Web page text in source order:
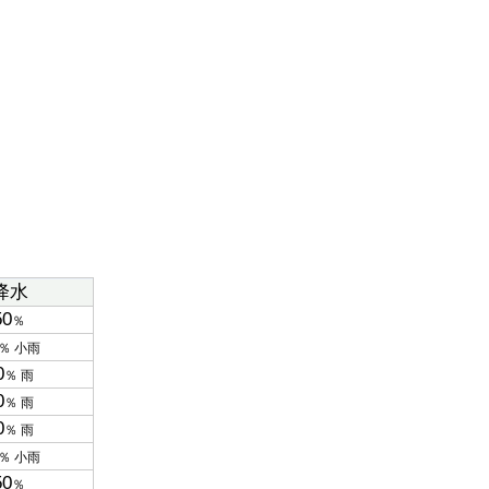
水
％
小雨
％ 雨
％ 雨
％ 雨
小雨
％